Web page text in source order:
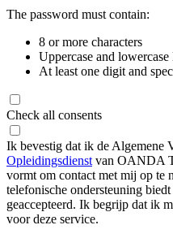
The password must contain:
8 or more characters
Uppercase and lowercase
At least one digit and
Check all consents
Ik bevestig dat ik de Algemene
Opleidingsdienst van OANDA
vormt om contact met mij op te
telefonische ondersteuning
geaccepteerd. Ik begrijp dat ik
voor deze service.